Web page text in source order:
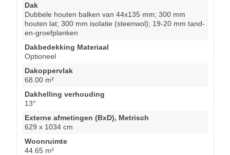
Dak
Dubbele houten balken van 44x135 mm; 300 mm
houten lat; 300 mm isolatie (steenwol); 19-20 mm tand-
en-groefplanken
Dakbedekking Materiaal
Optioneel
Dakoppervlak
68.00 m²
Dakhelling verhouding
13°
Externe afmetingen (BxD), Metrisch
629 x 1034 cm
Woonruimte
44.65 m²